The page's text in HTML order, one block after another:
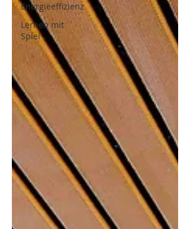
Energieeffizienz
Lernen mit
Spiel